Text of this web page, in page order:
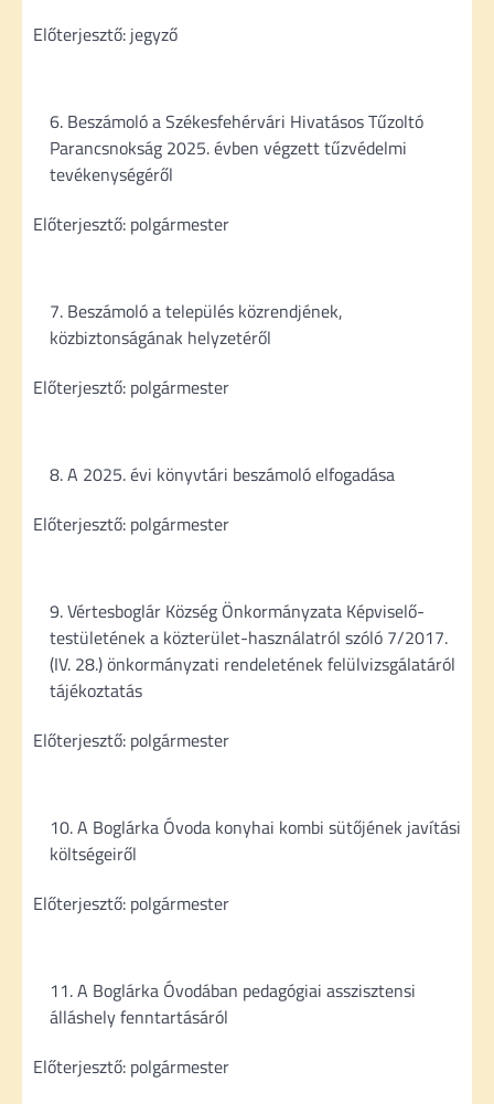
Előterjesztő: jegyző
Beszámoló a Székesfehérvári Hivatásos Tűzoltó
Parancsnokság 2025. évben végzett tűzvédelmi
tevékenységéről
Előterjesztő: polgármester
Beszámoló a település közrendjének,
közbiztonságának helyzetéről
Előterjesztő: polgármester
A 2025. évi könyvtári beszámoló elfogadása
Előterjesztő: polgármester
Vértesboglár Község Önkormányzata Képviselő-
testületének a közterület-használatról szóló 7/2017.
(IV. 28.) önkormányzati rendeletének felülvizsgálatáról
tájékoztatás
Előterjesztő: polgármester
A Boglárka Óvoda konyhai kombi sütőjének javítási
költségeiről
Előterjesztő: polgármester
A Boglárka Óvodában pedagógiai asszisztensi
álláshely fenntartásáról
Előterjesztő: polgármester